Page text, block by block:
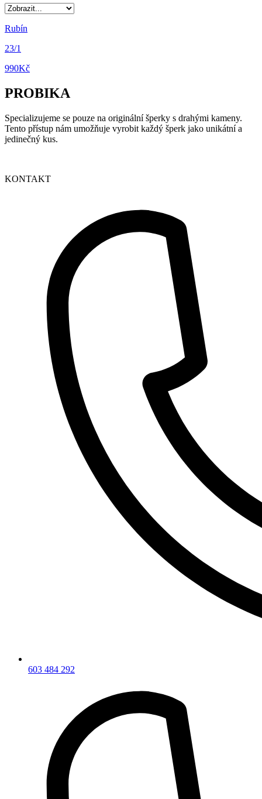
Rubín
23/1
990Kč
PROBIKA
Specializujeme se pouze na originální šperky s drahými kameny.
Tento přístup nám umožňuje vyrobit každý šperk jako unikátní a
jedinečný kus.
KONTAKT
603 484 292